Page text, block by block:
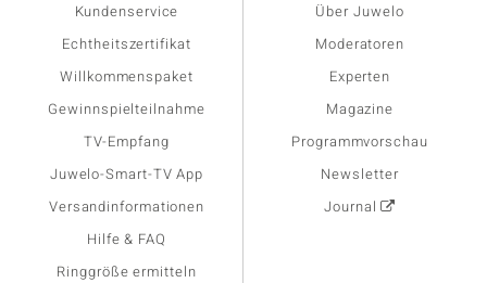
Kundenservice
Echtheitszertifikat
Willkommenspaket
Gewinnspielteilnahme
TV-Empfang
Juwelo-Smart-TV App
Versandinformationen
Hilfe & FAQ
Ringgröße ermitteln
Über Juwelo
Moderatoren
Experten
Magazine
Programmvorschau
Newsletter
Journal